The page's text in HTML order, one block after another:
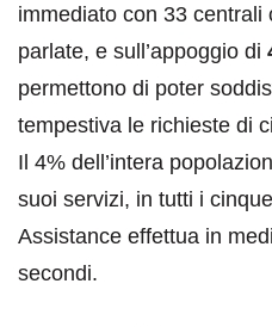
immediato con 33 centrali
parlate, e sull’appoggio di
permettono di poter
tempestiva le richieste di
Il 4% dell’intera
suoi servizi, in tutti i
Assistance effettua in
secondi.